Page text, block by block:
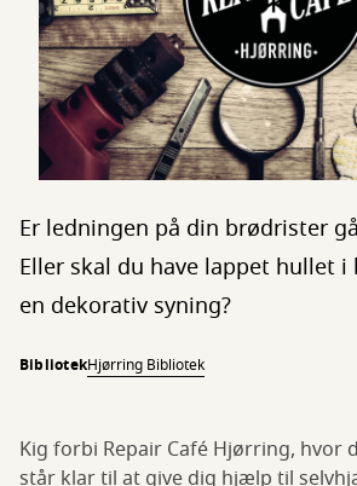
Er ledningen på din brødrister
Eller skal du have lappet hullet i
en dekorativ syning?
BibliotekHjørring Bibliotek
Kig forbi Repair Café Hjørring, hvor
står klar til at give dig hjælp til